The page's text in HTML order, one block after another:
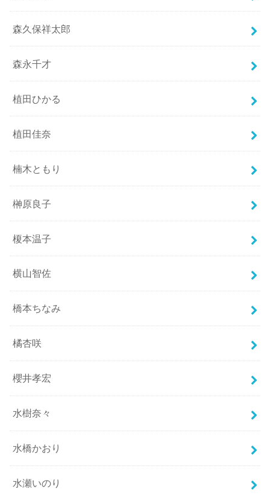
森久保祥太郎
森永千才
植田ひかる
植田佳奈
楠木ともり
榊原良子
榎本温子
横山智佐
橋本ちなみ
橘杏咲
櫻井孝宏
水樹奈々
水橋かおり
水瀬いのり